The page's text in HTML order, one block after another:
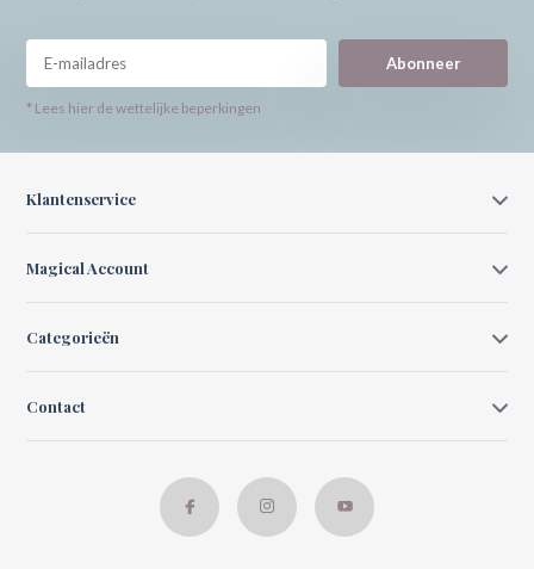
Abonneer
* Lees hier de wettelijke beperkingen
Klantenservice
Magical Account
Categorieën
Contact